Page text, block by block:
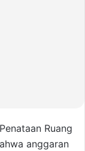
Ruang
anggaran